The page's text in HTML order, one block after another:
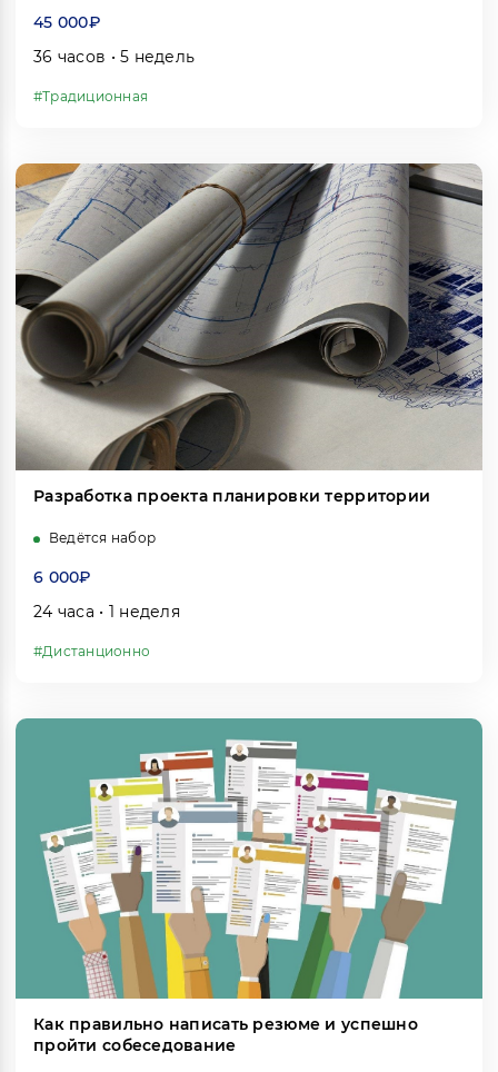
45 000₽
36 часов • 5 недель
#Традиционная
Разработка проекта планировки территории
Ведётся набор
6 000₽
24 часа • 1 неделя
#Дистанционно
Как правильно написать резюме и успешно
пройти собеседование